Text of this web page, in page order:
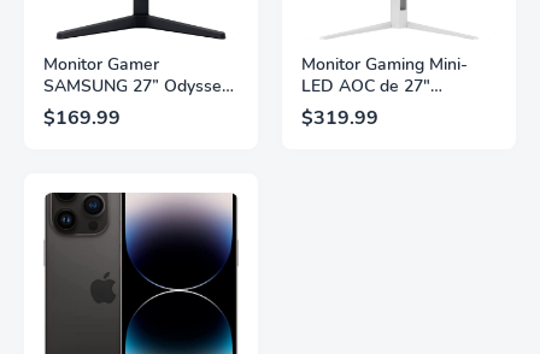
Monitor Gamer
SAMSUNG 27” Odyssey
G5 G53F con Resolución
QHD, HDR10,
Panel IPS, AMD
FreeSync™ Premium,
Ecualizador Negro,
Cambio Automático de
Fuente,
LS27FG532ENXZA
$169.99
Monitor Gaming Mini-
LED AOC de 27"
Pulgadas, QHD
2560×1440, 320Hz, 1ms
$319.99